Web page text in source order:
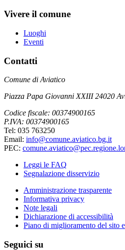
Vivere il comune
Luoghi
Eventi
Contatti
Comune di Aviatico
Piazza Papa Giovanni XXIII 24020
Codice fiscale: 00374900165
P.IVA: 00374900165
Tel: 035 763250
Email: info@comune.aviatico.bg.it
PEC:
Leggi le FAQ
Segnalazione disservizio
Amministrazione trasparente
Informativa privacy
Note legali
Dichiarazione di accessibilità
Piano di miglioramento del sito
Seguici su